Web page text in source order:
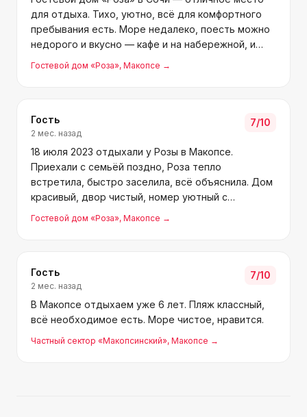
для отдыха. Тихо, уютно, всё для комфортного
пребывания есть. Море недалеко, поесть можно
недорого и вкусно — кафе и на набережной, и
рядом с домом. Хозяева Роза и Тимур — добрые,
Гостевой дом «Роза», Макопсе →
Гость
2 мес. назад
7/10
18 июля 2023 отдыхали у Розы в Макопсе.
Приехали с семьёй поздно, Роза тепло
встретила, быстро заселила, всё объяснила. Дом
красивый, двор чистый, номер уютный с
удобствами, территория огороженная. Идеально
Гостевой дом «Роза», Макопсе →
Гость
2 мес. назад
7/10
В Макопсе отдыхаем уже 6 лет. Пляж классный,
всё необходимое есть. Море чистое, нравится.
Частный сектор «Макопсинский», Макопсе →